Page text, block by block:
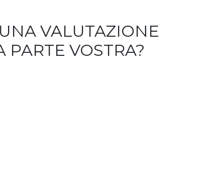
VALUTAZIONE
PARTE VOSTRA?